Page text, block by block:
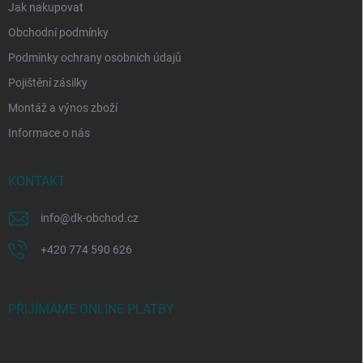
Jak nakupovat
Obchodní podmínky
Podmínky ochrany osobních údajů
Pojištění zásilky
Montáž a výnos zboží
Informace o nás
KONTAKT
info@dk-obchod.cz
+420 774 590 626
PŘIJÍMÁME ONLINE PLATBY